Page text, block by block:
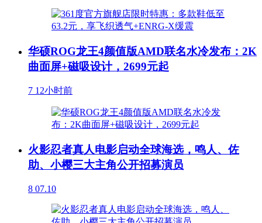
华硕ROG龙王4颜值版AMD联名水冷发布：2K
曲面屏+磁吸设计，2699元起
7 12小时前
火影忍者真人电影启动全球海选，鸣人、佐
助、小樱三大主角公开招募演员
8 07.10